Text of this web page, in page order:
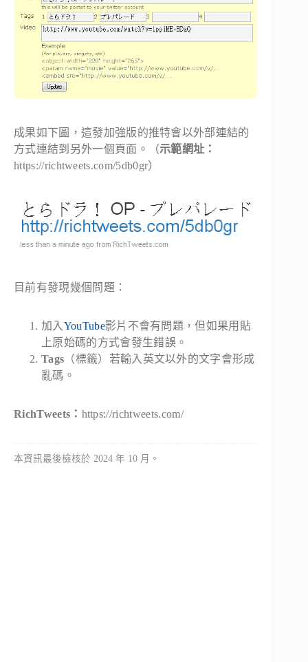
成果如下圖，這發加強版的推特會以外部連結的
方式連結到另外一個頁面。（示範網址：
https://richtweets.com/5db0gr）
目前有發現幾個問題：
加入 YouTube影片不會有問題，但如果用貼
上原始碼的方式會發生錯誤。
Tags （標籤）若輸入英文以外的文字會形成
亂碼。
RichTweets ： https://richtweets.com/
本資訊最後檢核於 2024 年 10 月。